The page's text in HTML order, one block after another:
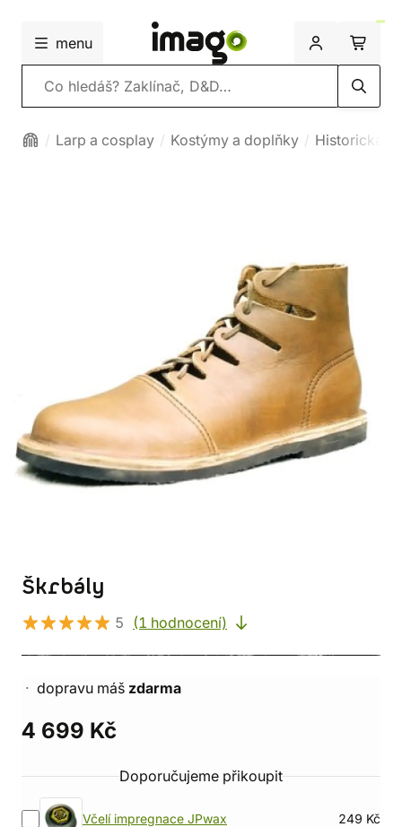
menu
Vyhledávání
Larp a cosplay Kostýmy a doplňky Historická
Škrbály
5 (1 hodnocení)
dopravu máš zdarma
4 699 Kč
Doporučujeme přikoupit
Včelí impregnace JPwax 249 Kč